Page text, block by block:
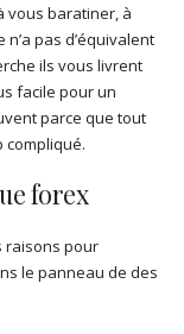
vous baratiner, à
pas d’équivalent
ils vous livrent
facile pour un
parce que tout
compliqué.
forex
raisons pour
le panneau de des